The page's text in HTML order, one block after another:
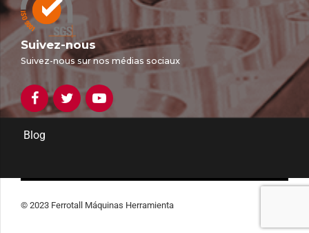
Suivez-nous
Suivez-nous sur nos médias sociaux
Blog
© 2023 Ferrotall Máquinas Herramienta